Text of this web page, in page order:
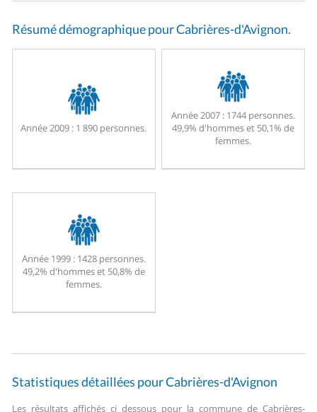
Résumé démographique pour Cabrières-d'Avignon.
Année 2009 : 1 890 personnes.
Année 2007 :1744 personnes.
49,9% d'hommes et 50,1% de
femmes.
Année 1999 :1428 personnes.
49,2% d'hommes et 50,8% de
femmes.
Statistiques détaillées pour Cabrières-d'Avignon
Les résultats affichés ci dessous pour la commune de Cabrières-